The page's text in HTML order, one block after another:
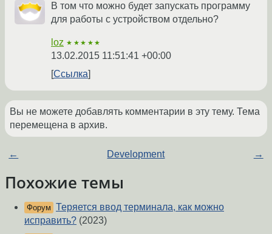
В том что можно будет запускать программу
для работы с устройством отдельно?
loz ★★★★★
13.02.2015 11:51:41 +00:00
Ссылка
Вы не можете добавлять комментарии в эту тему. Тема
перемещена в архив.
← Development →
Похожие темы
Форум Теряется ввод терминала, как можно
исправить? (2023)